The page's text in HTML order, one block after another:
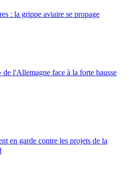
: la grippe aviaire se propage
de l'Allemagne face à la forte hausse
en garde contre les projets de la